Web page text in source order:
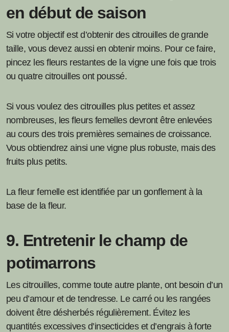
en début de saison
Si votre objectif est d’obtenir des citrouilles de grande
taille, vous devez aussi en obtenir moins. Pour ce faire,
pincez les fleurs restantes de la vigne une fois que trois
ou quatre citrouilles ont poussé.
Si vous voulez des citrouilles plus petites et assez
nombreuses, les fleurs femelles devront être enlevées
au cours des trois premières semaines de croissance.
Vous obtiendrez ainsi une vigne plus robuste, mais des
fruits plus petits.
La fleur femelle est identifiée par un gonflement à la
base de la fleur.
9. Entretenir le champ de
potimarrons
Les citrouilles, comme toute autre plante, ont besoin d’un
peu d’amour et de tendresse. Le carré ou les rangées
doivent être désherbés régulièrement. Évitez les
quantités excessives d’insecticides et d’engrais à forte